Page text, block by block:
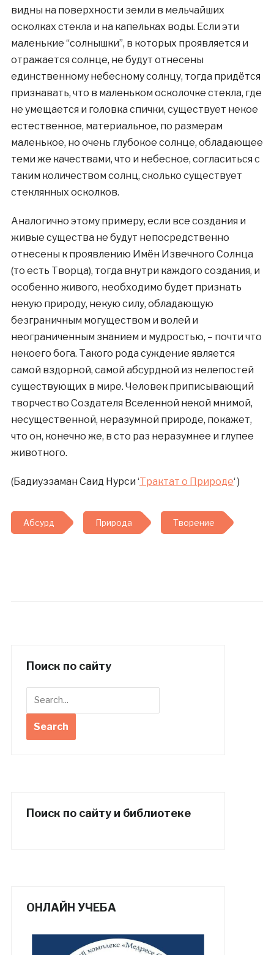
видны на поверхности земли в мельчайших
осколках стекла и на капельках воды. Если эти
маленькие “солнышки”, в которых проявляется и
отражается солнце, не будут отнесены
единственному небесному солнцу, тогда придётся
признавать, что в маленьком осколочке стекла, где
не умещается и головка спички, существует некое
естественное, материальное, по размерам
маленькое, но очень глубокое солнце, обладающее
теми же качествами, что и небесное, согласиться с
таким количеством солнц, сколько существует
стеклянных осколков.
Аналогично этому примеру, если все создания и
живые существа не будут непосредственно
отнесены к проявлению Имён Извечного Солнца
(то есть Творца), тогда внутри каждого создания, и
особенно живого, необходимо будет признать
некую природу, некую силу, обладающую
безграничным могуществом и волей и
неограниченным знанием и мудростью, – почти что
некоего бога. Такого рода суждение является
самой вздорной, самой абсурдной из нелепостей
существующих в мире. Человек приписывающий
творчество Создателя Вселенной некой мнимой,
несущественной, неразумной природе, покажет,
что он, конечно же, в сто раз неразумнее и глупее
животного.
(Бадиуззаман Саид Нурси ‘Трактат о Природе‘ )
Абсурд Природа Творение
Поиск по сайту
Поиск по сайту и библиотеке
ОНЛАЙН УЧЕБА